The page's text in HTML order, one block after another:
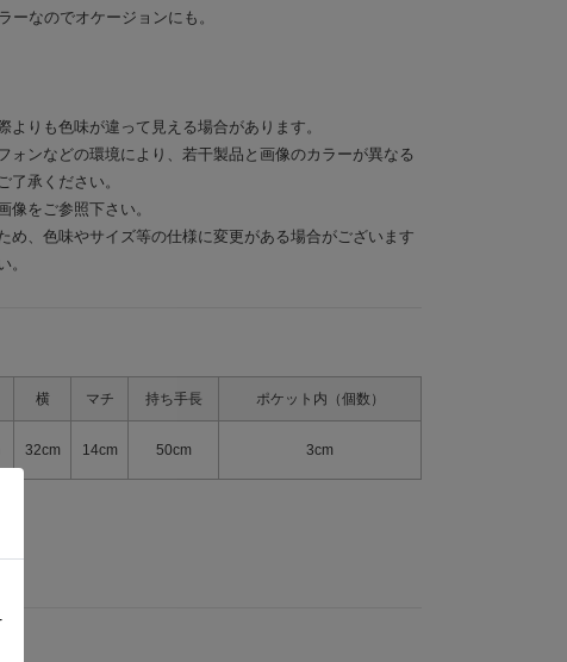
ーなのでオケージョンにも。
りも色味が違って見える場合があります。
ォンなどの環境により、若干製品と画像のカラーが異なる
了承ください。
像をご参照下さい。
め、色味やサイズ等の仕様に変更がある場合がございます
。
横 マチ 持ち手長 ポケット内（個数）
32cm 14cm 50cm 3cm